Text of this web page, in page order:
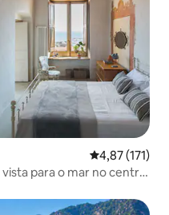
4,87 de uma
4,87 (171)
para o mar no centro